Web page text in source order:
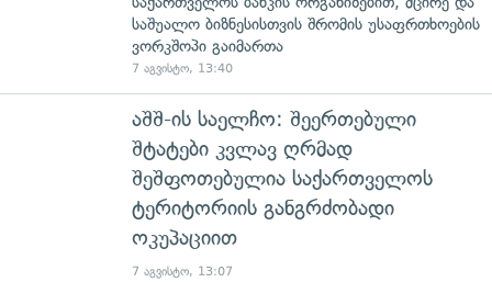
საშუალო ბიზნესისთვის შრომის უსაფრთხოების
ვორკშოპი გაიმართა
7 აგვისტო, 13:40
აშშ-ის საელჩო: შეერთებული
შტატები კვლავ ღრმად
შეშფოთებულია საქართველოს
ტერიტორიის განგრძობადი
ოკუპაციით
7 აგვისტო, 13:07